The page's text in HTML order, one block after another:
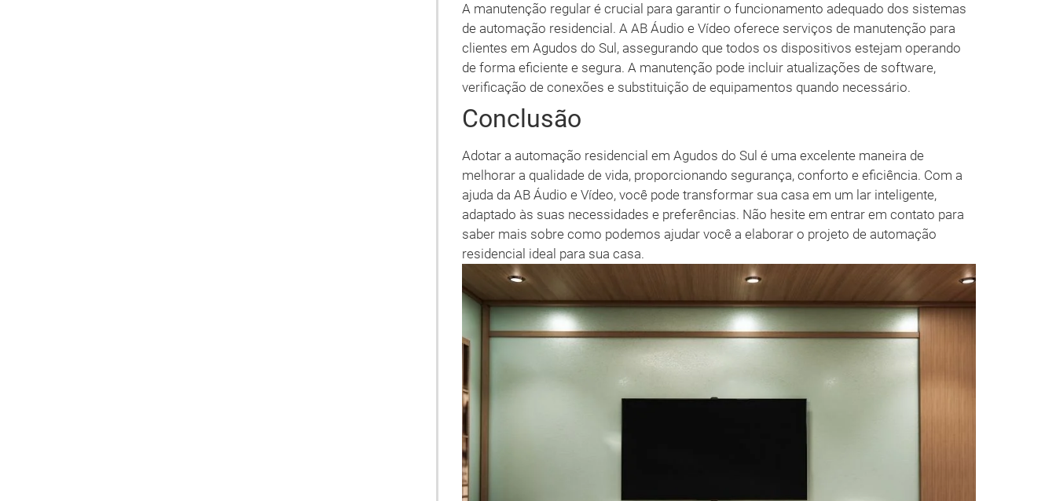
A manutenção regular é crucial para garantir o funcionamento adequado dos sistemas
de automação residencial. A AB Áudio e Vídeo oferece serviços de manutenção para
clientes em Agudos do Sul, assegurando que todos os dispositivos estejam operando
de forma eficiente e segura. A manutenção pode incluir atualizações de software,
verificação de conexões e substituição de equipamentos quando necessário.
Conclusão
Adotar a automação residencial em Agudos do Sul é uma excelente maneira de
melhorar a qualidade de vida, proporcionando segurança, conforto e eficiência. Com a
ajuda da AB Áudio e Vídeo, você pode transformar sua casa em um lar inteligente,
adaptado às suas necessidades e preferências. Não hesite em entrar em contato para
saber mais sobre como podemos ajudar você a elaborar o projeto de automação
residencial ideal para sua casa.